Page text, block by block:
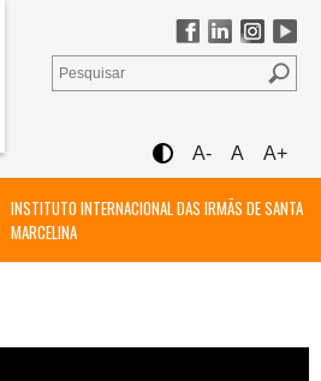
A- A A+
INSTITUTO INTERNACIONAL DAS IRMÃS DE SANTA
MARCELINA